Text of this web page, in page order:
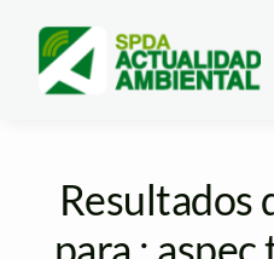
content
Resultados
para :